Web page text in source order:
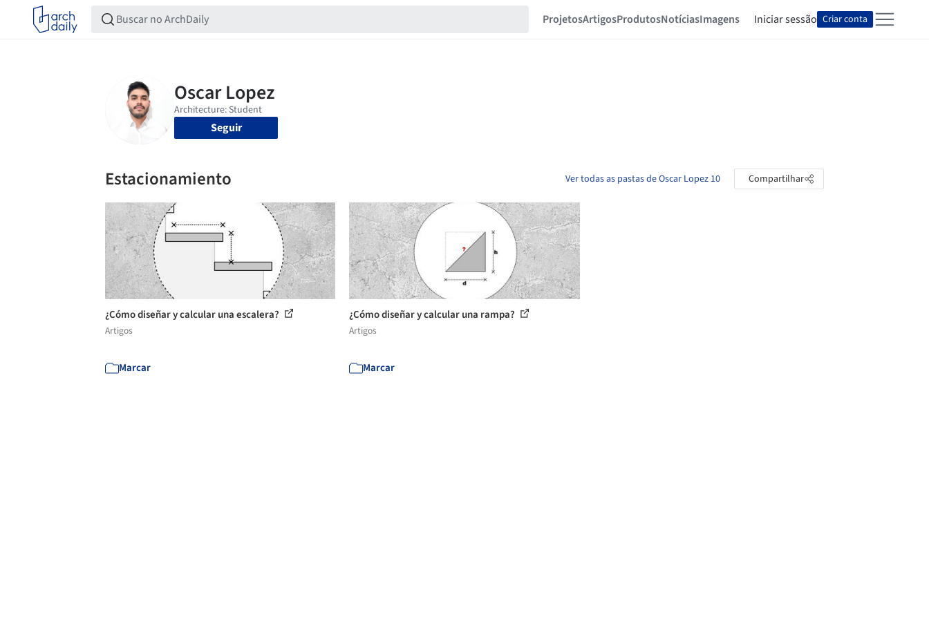
ProjetosArtigosProdutosNotíciasImagens Iniciar sessão Criar conta
Seguir
Estacionamiento Ver todas as pastas de Oscar Lopez 10 Compartilhar
¿Cómo diseñar y calcular una escalera?
Artigos
Marcar
¿Cómo diseñar y calcular una rampa?
Artigos
Marcar